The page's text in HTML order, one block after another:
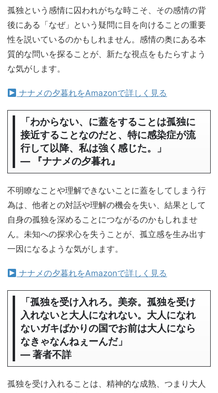
孤独という感情に囚われがちな時こそ、その感情の背
後にある「なぜ」という疑問に目を向けることの重要
性を説いているのかもしれません。感情の奥にある本
質的な問いを探ることが、新たな視点をもたらすよう
な気がします。
ナナメの夕暮れをAmazonで詳しく見る
「わからない、に蓋をすることは孤独に
接近することなのだと、特に感染症が流
行して以降、私は強く感じた。」
― 『ナナメの夕暮れ』
不明瞭なことや理解できないことに蓋をしてしまう行
為は、他者との対話や理解の機会を失い、結果として
自身の孤独を深めることにつながるのかもしれませ
ん。未知への探求心を失うことが、孤立感を生み出す
一因になるような気がします。
ナナメの夕暮れをAmazonで詳しく見る
「孤独を受け入れろ。美奈。孤独を受け
入れないと大人になれない。大人になれ
ないガキばかりの国でお前は大人になら
なきゃなんねぇーんだ」
― 著者不詳
孤独を受け入れることは、精神的な成熟、つまり大人